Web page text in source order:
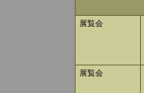
展覧会
展覧会